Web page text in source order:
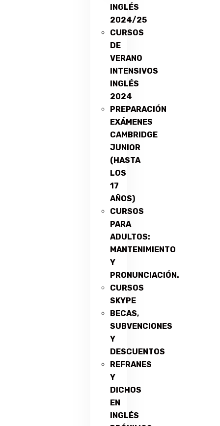
INGLÉS
2024/25
CURSOS
DE
VERANO
INTENSIVOS
INGLÉS
2024
PREPARACIÓN
EXÁMENES
CAMBRIDGE
JUNIOR
(HASTA
LOS
17
AÑOS)
CURSOS
PARA
ADULTOS:
MANTENIMIENTO
Y
PRONUNCIACIÓN.
CURSOS
SKYPE
BECAS,
SUBVENCIONES
Y
DESCUENTOS
REFRANES
Y
DICHOS
EN
INGLÉS